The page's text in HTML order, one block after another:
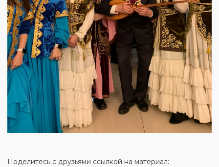
Поделитесь с друзьями ссылкой на материал: